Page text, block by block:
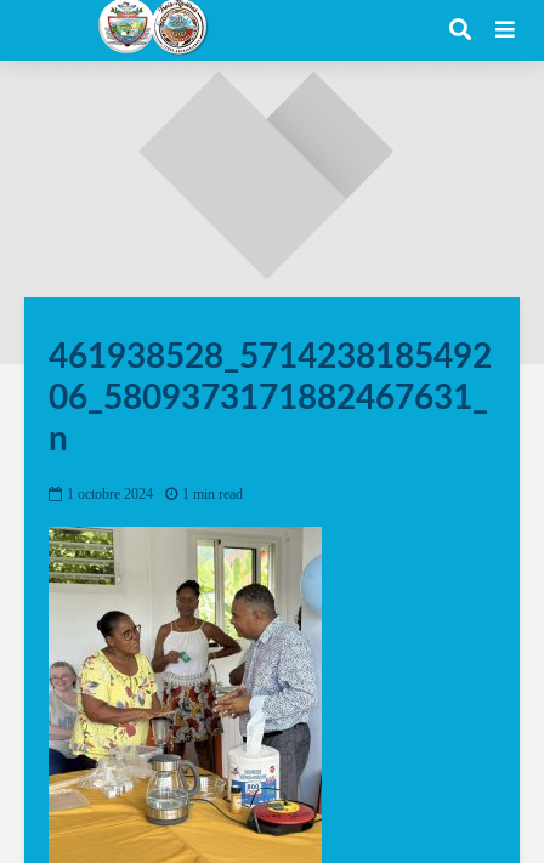
461938528_5714238185492
06_5809373171882467631_
n
1 octobre 2024 1 min read